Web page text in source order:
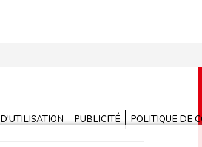
PUBLICITÉ POLITIQUE DE